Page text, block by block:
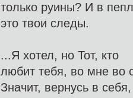
только руины? И в
это твои следы.
...Я хотел, но Тот, кто
любит тебя, во мне во
Значит, вернусь в